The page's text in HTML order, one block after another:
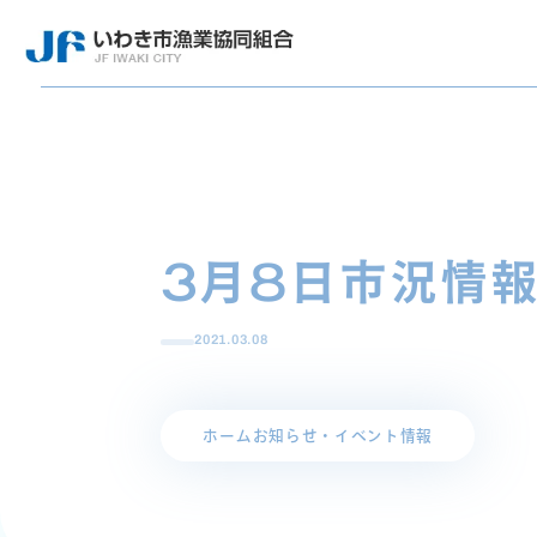
3月8日市況情報
2021.03.08
ホーム お知らせ・イベント情報